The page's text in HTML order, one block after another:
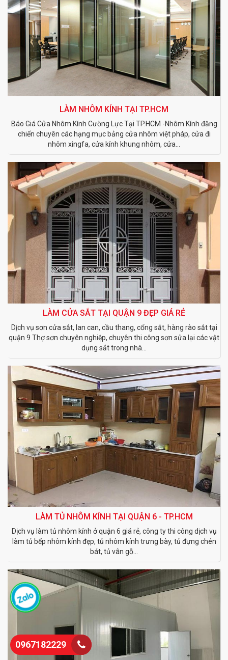
LÀM NHÔM KÍNH TẠI TP.HCM
Báo Giá Cửa Nhôm Kính Cường Lực Tại TP.HCM -Nhôm Kính đăng
chiến chuyên các hạng mục bảng cửa nhôm việt pháp, cửa đi
nhôm xingfa, cửa kính khung nhôm, cửa...
LÀM CỬA SẮT TẠI QUẬN 9 ĐẸP GIÁ RẺ
Dịch vụ sơn cửa sắt, lan can, cầu thang, cổng sắt, hàng rào sắt tại
quận 9 Thợ sơn chuyên nghiệp, chuyên thi công sơn sửa lại các vật
dụng sắt trong nhà...
LÀM TỦ NHÔM KÍNH TẠI QUẬN 6 - TP.HCM
Dịch vụ làm tủ nhôm kính ở quận 6 giá rẻ, công ty thi công dịch vụ
làm tủ bếp nhôm kính đẹp, tủ nhôm kính trưng bày, tủ đựng chén
bát, tủ vân gỗ...
0967182229